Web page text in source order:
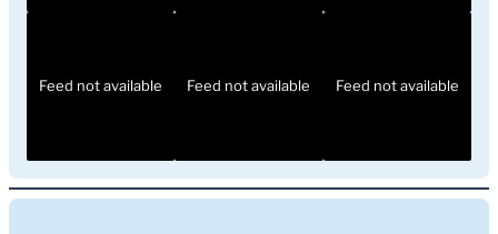
Feed not available Feed not available Feed not available